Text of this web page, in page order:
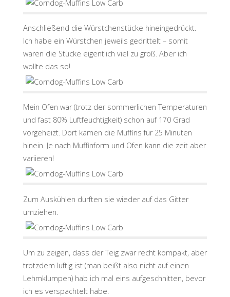
Anschließend die Würstchenstücke hineingedrückt.
Ich habe ein Würstchen jeweils gedrittelt – somit
waren die Stücke eigentlich viel zu groß. Aber ich
wollte das so!
Mein Ofen war (trotz der sommerlichen Temperaturen
und fast 80% Luftfeuchtigkeit) schon auf 170 Grad
vorgeheizt. Dort kamen die Muffins für 25 Minuten
hinein. Je nach Muffinform und Ofen kann die zeit aber
variieren!
Zum Auskühlen durften sie wieder auf das Gitter
umziehen.
Um zu zeigen, dass der Teig zwar recht kompakt, aber
trotzdem luftig ist (man beißt also nicht auf einen
Lehmklumpen) hab ich mal eins aufgeschnitten, bevor
ich es verspachtelt habe.